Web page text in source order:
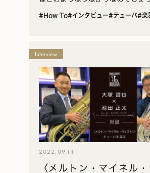
のことです。ただテューバの世界
#How To#インタビュー#テューバ#楽
Interview
2022.09.14
〈メルトン・マイネル